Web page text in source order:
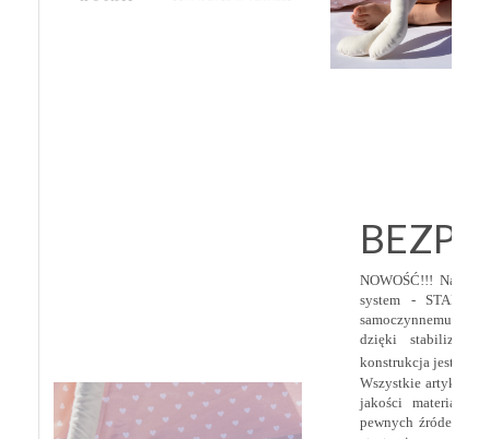
NOWOŚĆ!!!
system -
samoczynnemu
dzięki
konstrukcja jest
Wszystkie artykuły
jakości
pewnych źródeł, a